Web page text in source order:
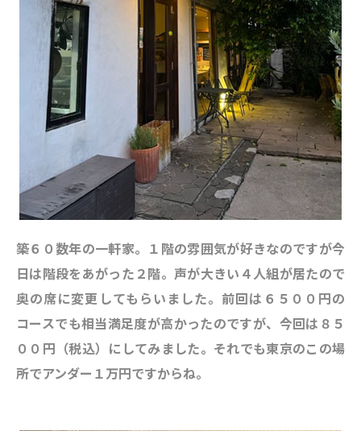
築６０数年の一軒家。１階の雰囲気が好きなのですが今
日は階段をあがった２階。声が大きい４人組が居たので
奥の席に変更してもらいました。前回は６５００円の
コースでも相当満足度が高かったのですが、今回は８５
００円（税込）にしてみました。それでも東京のこの場
所でアンダー１万円ですからね。